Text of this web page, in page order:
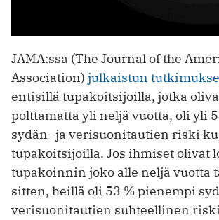
JAMA:ssa (The Journal of the
Association) julkaistun
entisillä tupakoitsijoilla, jotka
polttamatta yli neljä vuotta, oli yli
sydän- ja verisuonitautien riski
tupakoitsijoilla. Jos ihmiset olivat
tupakoinnin joko alle neljä vuotta
sitten, heillä oli 53 % pienempi
verisuonitautien suhteellinen